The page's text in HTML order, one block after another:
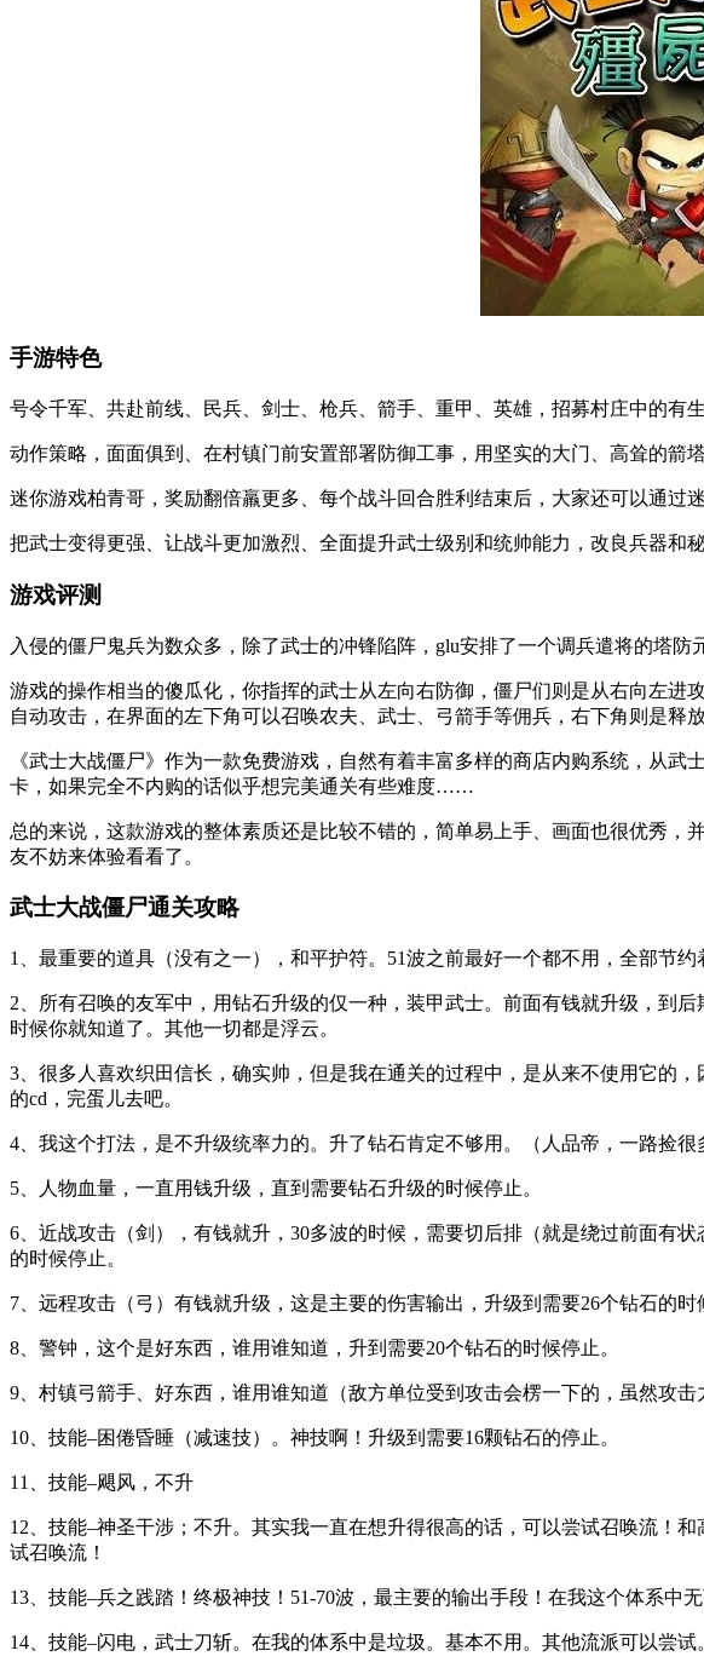
手游特色
号令千军、共赴前线、民兵、剑士、枪兵、箭手、重甲、英雄，招募村庄中的有
动作策略，面面俱到、在村镇门前安置部署防御工事，用坚实的大门、高耸的箭
迷你游戏柏青哥，奖励翻倍羸更多、每个战斗回合胜利结束后，大家还可以通过
把武士变得更强、让战斗更加激烈、全面提升武士级别和统帅能力，改良兵器和
游戏评测
入侵的僵尸鬼兵为数众多，除了武士的冲锋陷阵，glu安排了一个调兵遣将的塔
游戏的操作相当的傻瓜化，你指挥的武士从左向右防御，僵尸们则是从右向左
自动攻击，在界面的左下角可以召唤农夫、武士、弓箭手等佣兵，右下角则是
《武士大战僵尸》作为一款免费游戏，自然有着丰富多样的商店内购系统，从
卡，如果完全不内购的话似乎想完美通关有些难度……
总的来说，这款游戏的整体素质还是比较不错的，简单易上手、画面也很优秀
友不妨来体验看看了。
武士大战僵尸通关攻略
1、最重要的道具（没有之一），和平护符。51波之前最好一个都不用，全部节
2、所有召唤的友军中，用钻石升级的仅一种，装甲武士。前面有钱就升级，到
时候你就知道了。其他一切都是浮云。
3、很多人喜欢织田信长，确实帅，但是我在通关的过程中，是从来不使用它的
的cd，完蛋儿去吧。
4、我这个打法，是不升级统率力的。升了钻石肯定不够用。（人品帝，一路捡很
5、人物血量，一直用钱升级，直到需要钻石升级的时候停止。
6、近战攻击（剑），有钱就升，30多波的时候，需要切后排（就是绕过前面有
的时候停止。
7、远程攻击（弓）有钱就升级，这是主要的伤害输出，升级到需要26个钻石的时
8、警钟，这个是好东西，谁用谁知道，升到需要20个钻石的时候停止。
9、村镇弓箭手、好东西，谁用谁知道（敌方单位受到攻击会楞一下的，虽然攻
10、技能–困倦昏睡（减速技）。神技啊！升级到需要16颗钻石的停止。
11、技能–飓风，不升
12、技能–神圣干涉；不升。其实我一直在想升得很高的话，可以尝试召唤流
试召唤流！
13、技能–兵之践踏！终极神技！51-70波，最主要的输出手段！在我这个体系中
14、技能–闪电，武士刀斩。在我的体系中是垃圾。基本不用。其他流派可以尝试